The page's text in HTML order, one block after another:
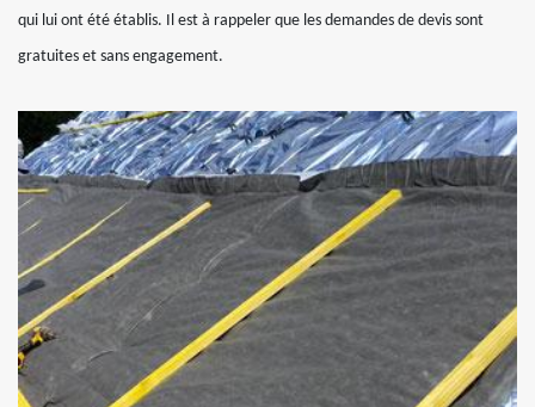
qui lui ont été établis. Il est à rappeler que les demandes de devis sont
gratuites et sans engagement.